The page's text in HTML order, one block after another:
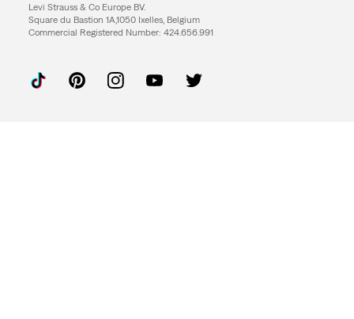
Levi Strauss & Co Europe BV.
Square du Bastion 1A,1050 Ixelles, Belgium
Commercial Registered Number: 424.656.991